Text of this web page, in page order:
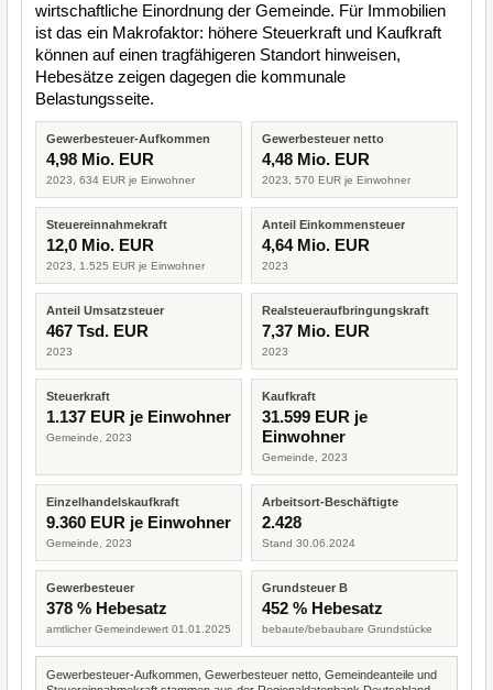
wirtschaftliche Einordnung der Gemeinde. Für Immobilien
ist das ein Makrofaktor: höhere Steuerkraft und Kaufkraft
können auf einen tragfähigeren Standort hinweisen,
Hebesätze zeigen dagegen die kommunale
Belastungsseite.
Gewerbesteuer-Aufkommen
4,98 Mio. EUR
2023, 634 EUR je Einwohner
Gewerbesteuer netto
4,48 Mio. EUR
2023, 570 EUR je Einwohner
Steuereinnahmekraft
12,0 Mio. EUR
2023, 1.525 EUR je Einwohner
Anteil Einkommensteuer
4,64 Mio. EUR
2023
Anteil Umsatzsteuer
467 Tsd. EUR
2023
Realsteueraufbringungskraft
7,37 Mio. EUR
2023
Steuerkraft
1.137 EUR je Einwohner
Gemeinde, 2023
Kaufkraft
31.599 EUR je
Einwohner
Gemeinde, 2023
Einzelhandelskaufkraft
9.360 EUR je Einwohner
Gemeinde, 2023
Arbeitsort-Beschäftigte
2.428
Stand 30.06.2024
Gewerbesteuer
378 % Hebesatz
amtlicher Gemeindewert 01.01.2025
Grundsteuer B
452 % Hebesatz
bebaute/bebaubare Grundstücke
Gewerbesteuer-Aufkommen, Gewerbesteuer netto, Gemeindeanteile und